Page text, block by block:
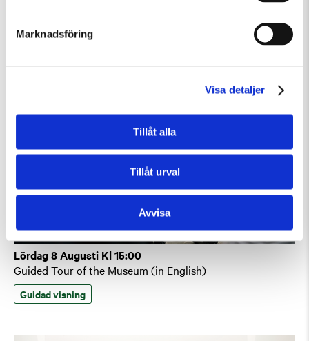
Marknadsföring
Visa detaljer
Tillåt alla
Tillåt urval
Avvisa
Lördag 8 Augusti Kl 15:00
Guided Tour of the Museum (in English)
Guidad visning